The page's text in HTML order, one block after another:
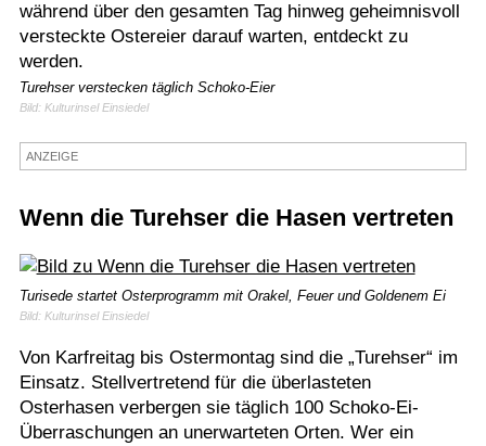
Sport
Kostenlos
während über den gesamten Tag hinweg geheimnisvoll
versteckte Ostereier darauf warten, entdeckt zu
werden.
Turehser verstecken täglich Schoko-Eier
Bild: Kulturinsel Einsiedel
ANZEIGE
Wenn die Turehser die Hasen vertreten
Turisede startet Osterprogramm mit Orakel, Feuer und Goldenem Ei
Bild: Kulturinsel Einsiedel
Von Karfreitag bis Ostermontag sind die „Turehser“ im
Einsatz. Stellvertretend für die überlasteten
Osterhasen verbergen sie täglich 100 Schoko-Ei-
Überraschungen an unerwarteten Orten. Wer ein